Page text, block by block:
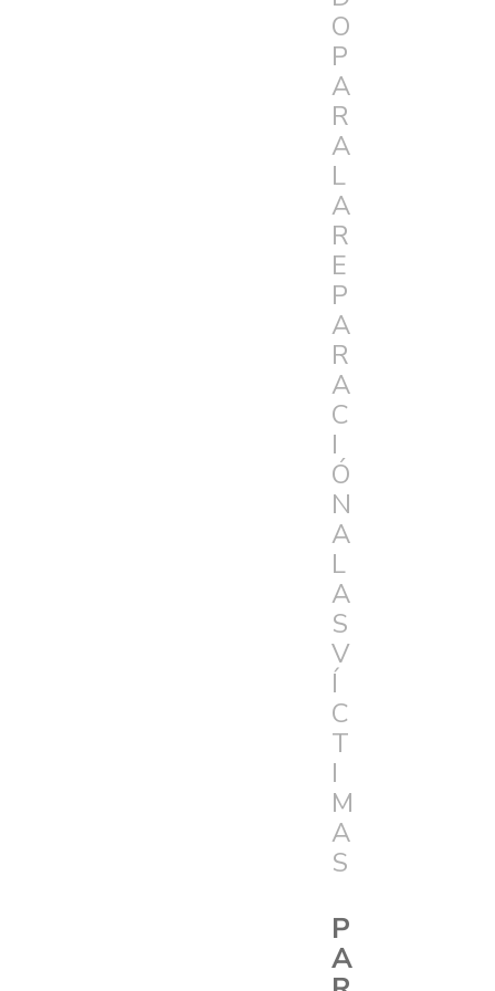
O
P
A
R
A
L
A
R
E
P
A
R
A
C
I
Ó
N
A
L
A
S
V
Í
C
T
I
M
A
S
P
A